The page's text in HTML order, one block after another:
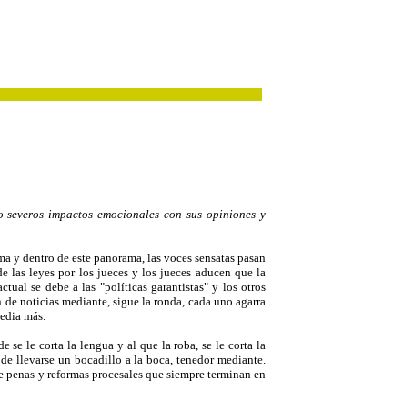
impactos emocionales con sus opiniones y
dentro de este panorama, las voces sensatas pasan
leyes por los jueces y los jueces aducen que la
se debe a las "políticas garantistas" y los otros
noticias mediante, sigue la ronda, cada uno agarra
más.
se le corta la lengua y al que la roba, se le corta la
llevarse un bocadillo a la boca, tenedor mediante.
y reformas procesales que siempre terminan en